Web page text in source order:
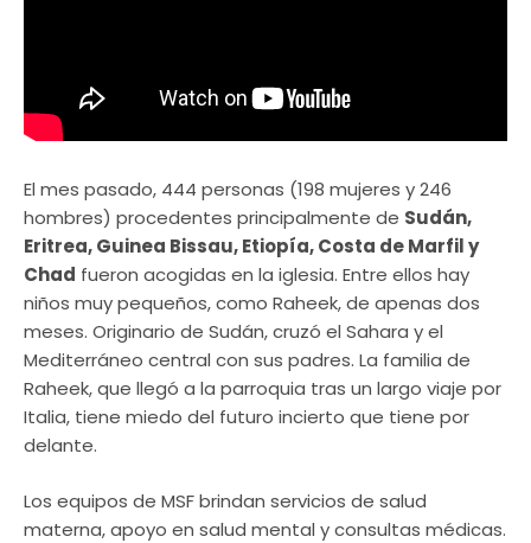
El mes pasado, 444 personas (198 mujeres y 246
hombres) procedentes principalmente de Sudán,
Eritrea, Guinea Bissau, Etiopía, Costa de Marfil y
Chad fueron acogidas en la iglesia. Entre ellos hay
niños muy pequeños, como Raheek, de apenas dos
meses. Originario de Sudán, cruzó el Sahara y el
Mediterráneo central con sus padres. La familia de
Raheek, que llegó a la parroquia tras un largo viaje por
Italia, tiene miedo del futuro incierto que tiene por
delante.
Los equipos de MSF brindan servicios de salud
materna, apoyo en salud mental y consultas médicas.